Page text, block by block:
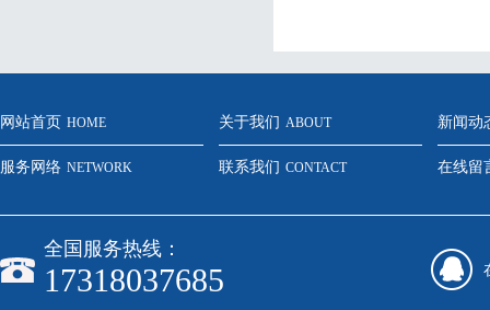
网站首页 HOME 关于我们 ABOUT 新闻动
服务网络 NETWORK 联系我们 CONTACT 在线留
全国服务热线：
17318037685